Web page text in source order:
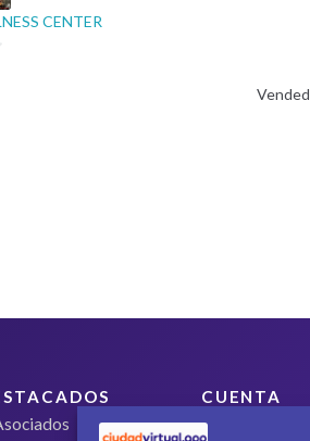
CENTER
CUENTA